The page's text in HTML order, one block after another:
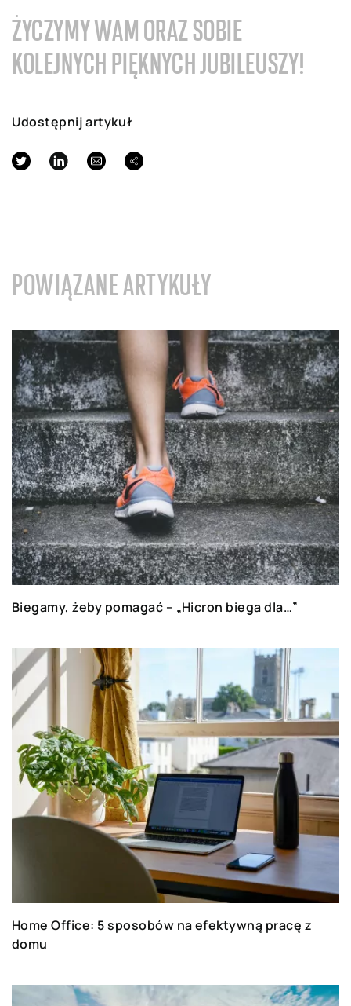
ŻYCZYMY WAM ORAZ SOBIE
KOLEJNYCH PIĘKNYCH JUBILEUSZY!
Udostępnij artykuł
POWIĄZANE ARTYKUŁY
Biegamy, żeby pomagać – „Hicron biega dla…”
Home Office: 5 sposobów na efektywną pracę z
domu